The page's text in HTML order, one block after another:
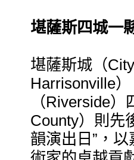
堪薩斯四城一
堪薩斯城（
Harrisonville
（Riverside
County）則先
韻演出日”，